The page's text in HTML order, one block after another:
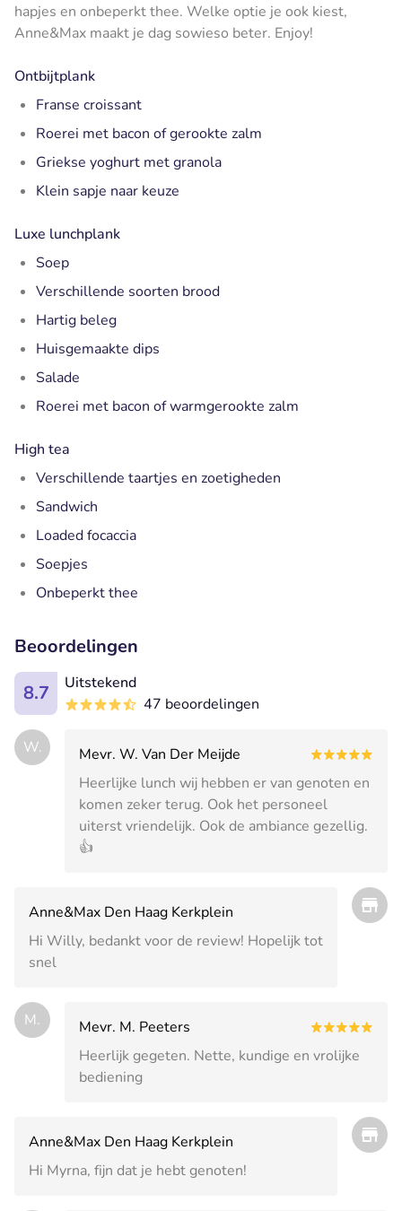
hapjes en onbeperkt thee. Welke optie je ook kiest,
Anne&Max maakt je dag sowieso beter. Enjoy!
Ontbijtplank
Franse croissant
Roerei met bacon of gerookte zalm
Griekse yoghurt met granola
Klein sapje naar keuze
Luxe lunchplank
Soep
Verschillende soorten brood
Hartig beleg
Huisgemaakte dips
Salade
Roerei met bacon of warmgerookte zalm
High tea
Verschillende taartjes en zoetigheden
Sandwich
Loaded focaccia
Soepjes
Onbeperkt thee
Beoordelingen
8.7
Uitstekend
47 beoordelingen
W.
Mevr. W. Van Der Meijde
Heerlijke lunch wij hebben er van genoten en
komen zeker terug. Ook het personeel
uiterst vriendelijk. Ook de ambiance gezellig.
👍
Anne&Max Den Haag Kerkplein
Hi Willy, bedankt voor de review! Hopelijk tot
snel
M.
Mevr. M. Peeters
Heerlijk gegeten. Nette, kundige en vrolijke
bediening
Anne&Max Den Haag Kerkplein
Hi Myrna, fijn dat je hebt genoten!